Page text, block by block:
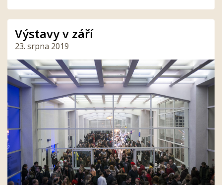
Výstavy v září
23. srpna 2019